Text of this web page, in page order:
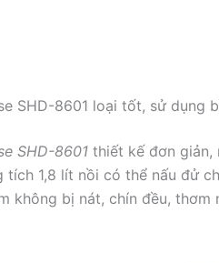
SHD-8601 loại tốt, sử dụng
SHD-8601 thiết kế đơn giản,
tích 1,8 lít nồi có thể nấu đử
không bị nát, chín đều,